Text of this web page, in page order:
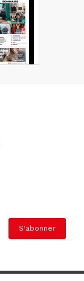
S'abonner